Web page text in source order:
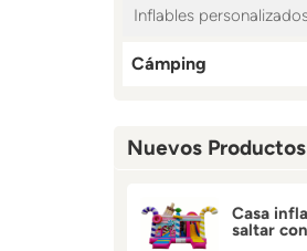
Inflables
Cámping
Nuevos Productos
Casa
saltar